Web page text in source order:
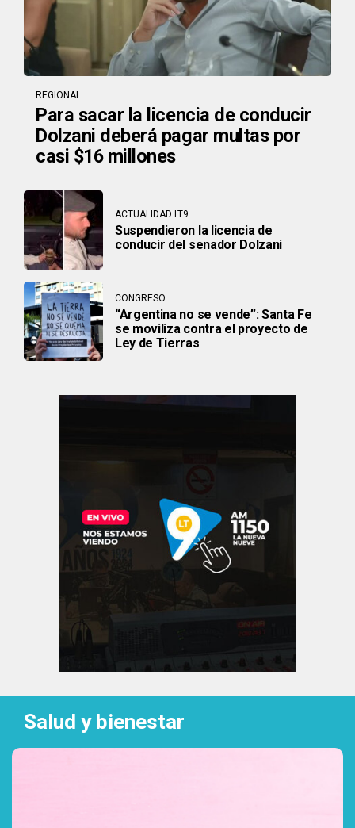
REGIONAL
Para sacar la licencia de conducir
Dolzani deberá pagar multas por
casi $16 millones
ACTUALIDAD LT9
Suspendieron la licencia de
conducir del senador Dolzani
CONGRESO
“Argentina no se vende”: Santa Fe
se moviliza contra el proyecto de
Ley de Tierras
Salud y bienestar